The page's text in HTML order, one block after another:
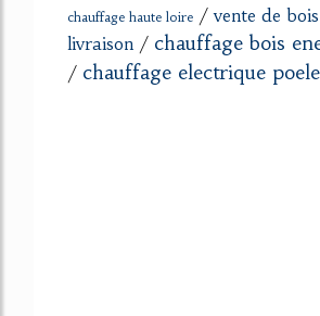
chauffage haute loire /vente de
livraison / chauffage bois
/ chauffage electrique